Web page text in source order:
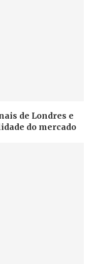
de Londres e
do mercado